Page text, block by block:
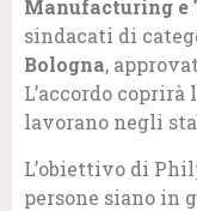
Manufacturing e
sindacati di
Bologna,
L’accordo coprirà
lavorano negli
L’obiettivo di
persone siano in